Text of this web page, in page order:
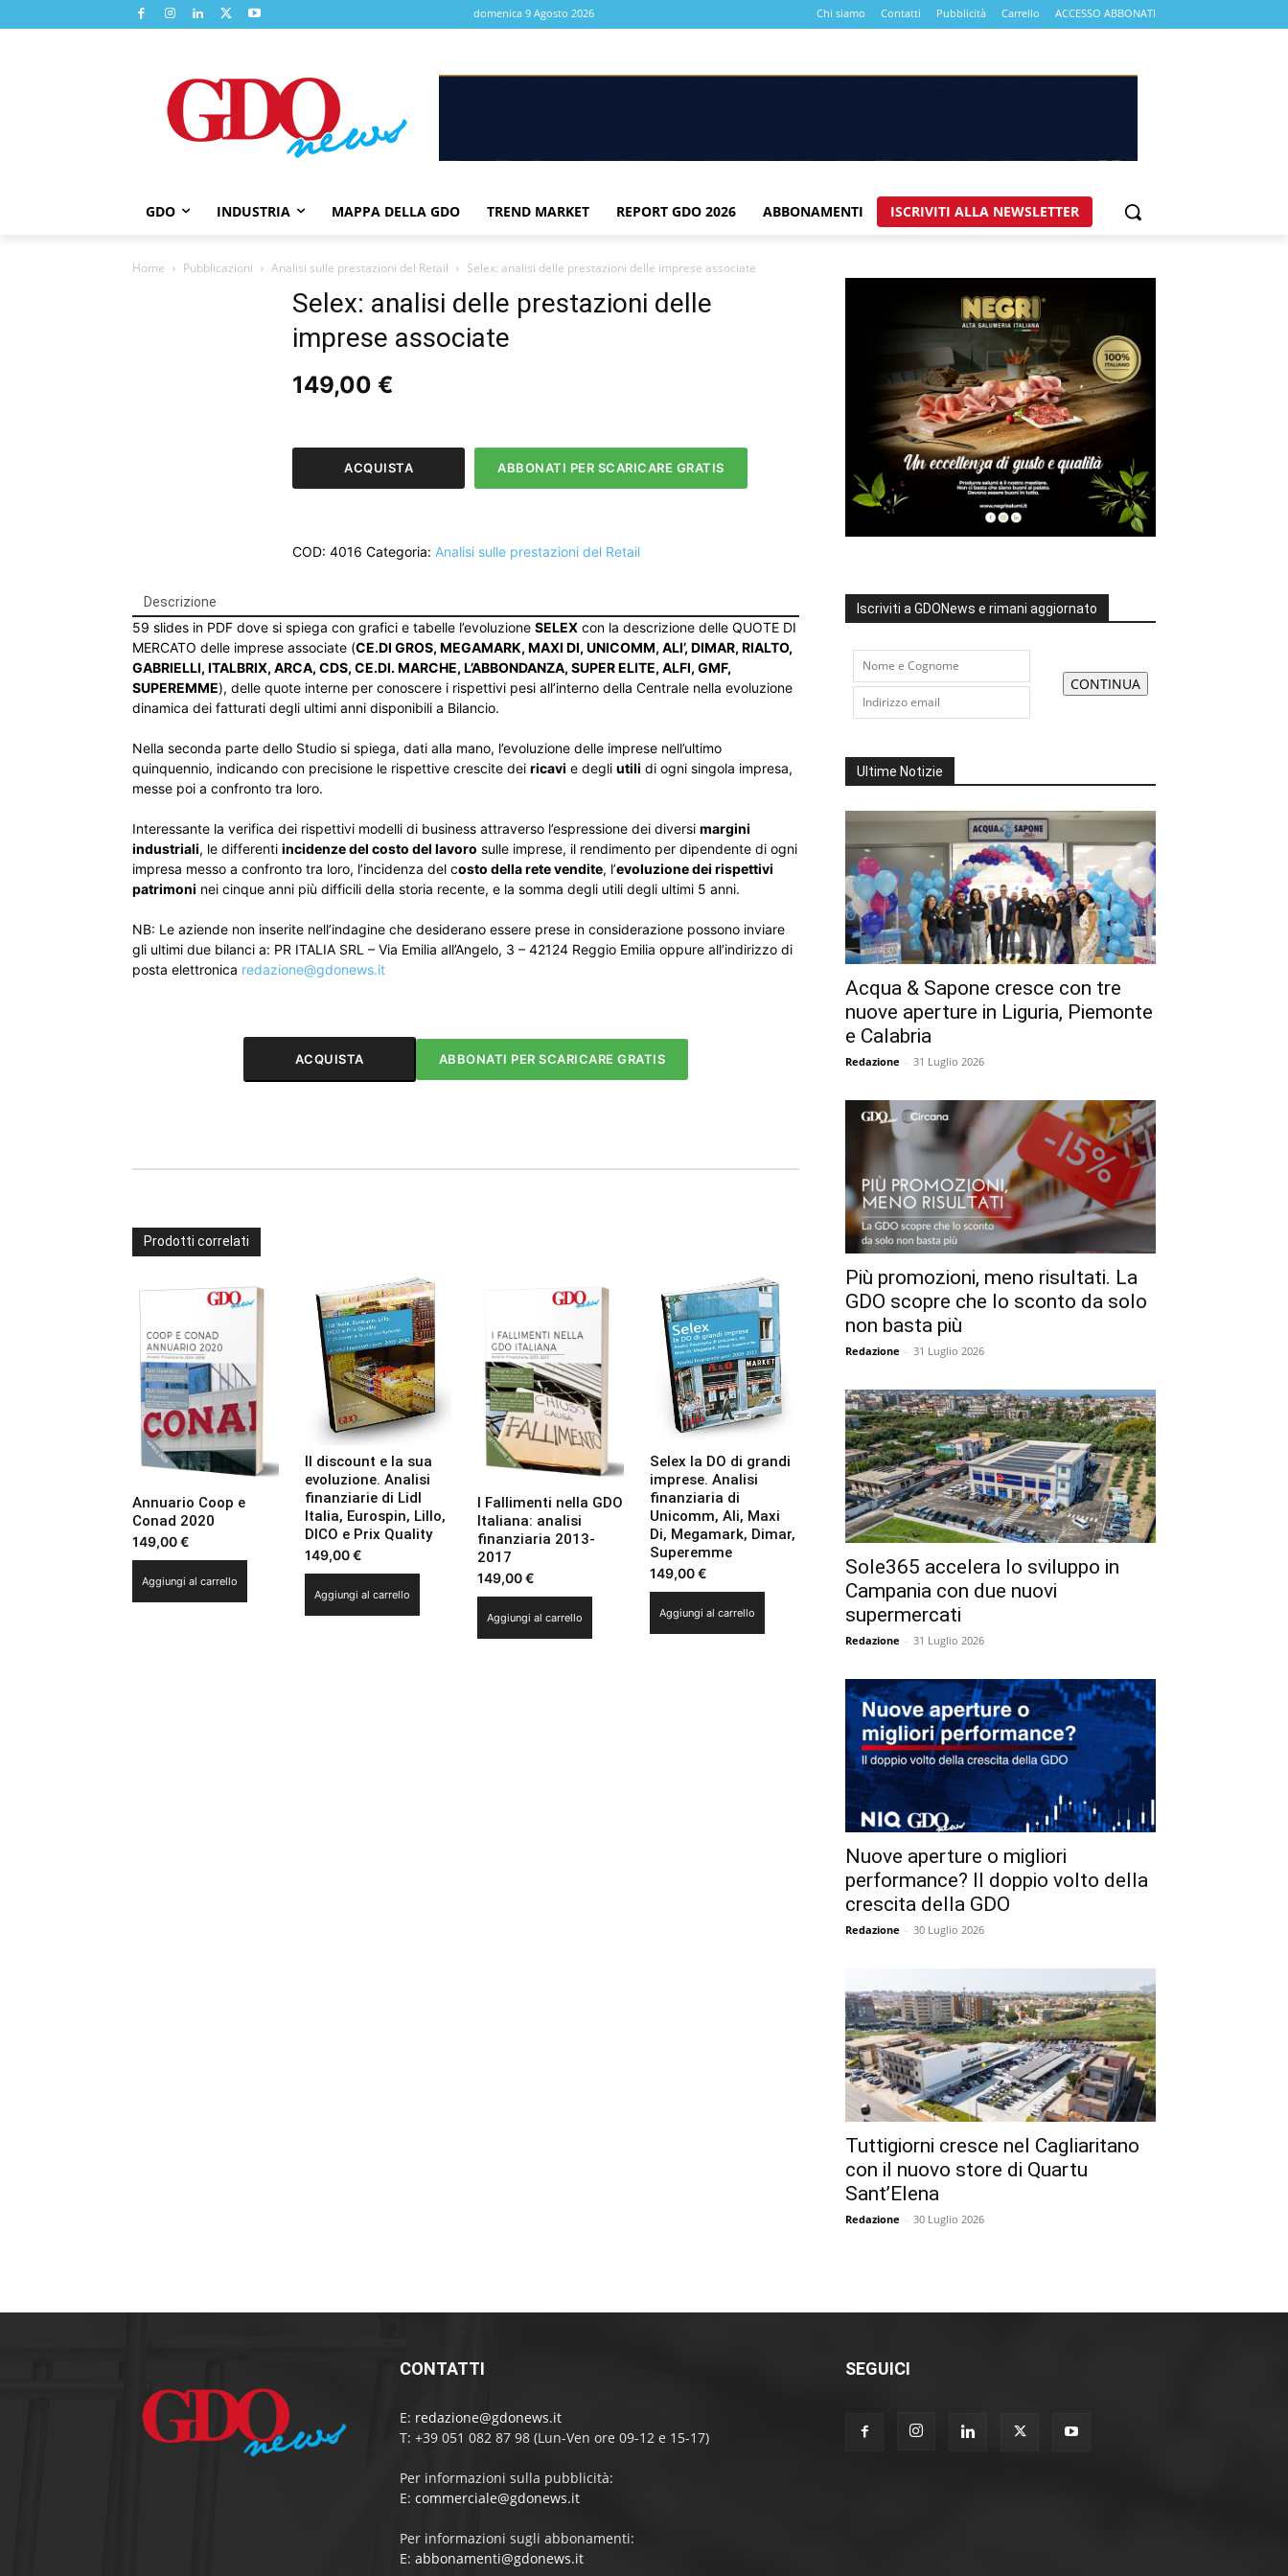
domenica 9 Agosto 2026 Chi siamo Contatti Pubblicità Carrello ACCESSO ABBONATI
GDO INDUSTRIA MAPPA DELLA GDO TREND MARKET REPORT GDO 2026 ABBONAMENTI ISCRIVITI ALLA NEWSLETTER
Home Pubblicazioni Analisi sulle prestazioni del Retail Selex: analisi delle prestazioni delle imprese associate
Selex: analisi delle prestazioni delle
imprese associate
149,00€
analisi
prestazioni
associate
ACQUISTA ABBONATI PER SCARICARE GRATIS
COD:4016 Categoria: Analisi sulle prestazioni del Retail
Descrizione
59 slides in PDF dove si spiega con grafici e tabelle l’evoluzione SELEX con la descrizione delle QUOTE DI
MERCATO delle imprese associate (CE.DI GROS, MEGAMARK, MAXI DI, UNICOMM, ALI’, DIMAR, RIALTO,
GABRIELLI, ITALBRIX, ARCA, CDS, CE.DI. MARCHE, L’ABBONDANZA, SUPER ELITE, ALFI, GMF,
SUPEREMME), delle quote interne per conoscere i rispettivi pesi all’interno della Centrale nella evoluzione
dinamica dei fatturati degli ultimi anni disponibili a Bilancio.
Nella seconda parte dello Studio si spiega, dati alla mano, l’evoluzione delle imprese nell’ultimo
quinquennio, indicando con precisione le rispettive crescite dei ricavi e degli utili di ogni singola impresa,
messe poi a confronto tra loro.
Interessante la verifica dei rispettivi modelli di business attraverso l’espressione dei diversi margini
industriali, le differenti incidenze del costo del lavoro sulle imprese, il rendimento per dipendente di ogni
impresa messo a confronto tra loro, l’incidenza del costo della rete vendite, l’evoluzione dei rispettivi
patrimoni nei cinque anni più difficili della storia recente, e la somma degli utili degli ultimi 5 anni.
NB: Le aziende non inserite nell’indagine che desiderano essere prese in considerazione possono inviare
gli ultimi due bilanci a: PR ITALIA SRL – Via Emilia all’Angelo, 3 – 42124 Reggio Emilia oppure all’indirizzo di
posta elettronica redazione@gdonews.it
ACQUISTA ABBONATI PER SCARICARE GRATIS
Prodotti correlati
Annuario Coop e
Conad 2020
149,00€
Aggiungi al carrello
Il discount e la sua
evoluzione. Analisi
finanziarie di Lidl
Italia, Eurospin, Lillo,
DICO e Prix Quality
149,00€
Aggiungi al carrello
I Fallimenti nella GDO
Italiana: analisi
finanziaria 2013-
2017
149,00€
Aggiungi al carrello
Selex la DO di grandi
imprese. Analisi
finanziaria di
Unicomm, Ali, Maxi
Di, Megamark, Dimar,
Superemme
149,00€
Aggiungi al carrello
Iscriviti a GDONews e rimani aggiornato
Ultime Notizie
Acqua & Sapone cresce con tre
nuove aperture in Liguria, Piemonte
e Calabria
Redazione - 31 Luglio 2026
Più promozioni, meno risultati. La
GDO scopre che lo sconto da solo
non basta più
Redazione - 31 Luglio 2026
Sole365 accelera lo sviluppo in
Campania con due nuovi
supermercati
Redazione - 31 Luglio 2026
Nuove aperture o migliori
performance? Il doppio volto della
crescita della GDO
Redazione - 30 Luglio 2026
Tuttigiorni cresce nel Cagliaritano
con il nuovo store di Quartu
Sant’Elena
Redazione - 30 Luglio 2026
CONTATTI
E: redazione@gdonews.it
T: +39 051 082 87 98 (Lun-Ven ore 09-12 e 15-17)
Per informazioni sulla pubblicità:
E: commerciale@gdonews.it
Per informazioni sugli abbonamenti:
E: abbonamenti@gdonews.it
SEGUICI